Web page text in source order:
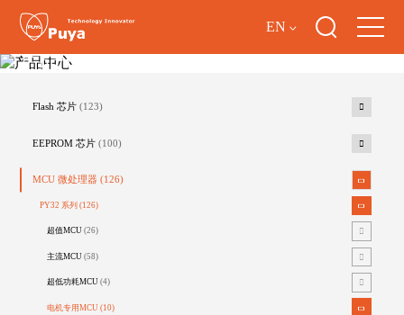
EN
产品中心
Flash 芯片 (123)
EEPROM 芯片 (100)
MCU 微处理器 (126)
PY32 系列(126)
超值MCU(26)
主流MCU(58)
超低功耗MCU(4)
电机专用MCU(10)